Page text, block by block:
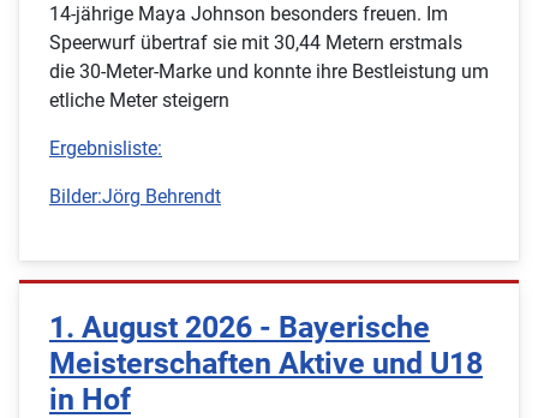
14-jährige Maya Johnson besonders freuen. Im
Speerwurf übertraf sie mit 30,44 Metern erstmals
die 30-Meter-Marke und konnte ihre Bestleistung um
etliche Meter steigern
Ergebnisliste:
Bilder:Jörg Behrendt
1. August 2026 - Bayerische
Meisterschaften Aktive und U18
in Hof